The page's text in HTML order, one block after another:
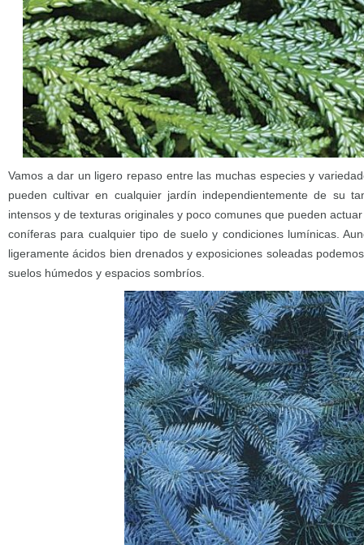
Vamos a dar un ligero repaso entre las muchas especies y
pueden cultivar en cualquier jardín independientemente de su
intensos y de texturas originales y poco comunes que pueden
coníferas para cualquier tipo de suelo y condiciones lumínicas.
ligeramente ácidos bien drenados y exposiciones soleadas
suelos húmedos y espacios sombríos.